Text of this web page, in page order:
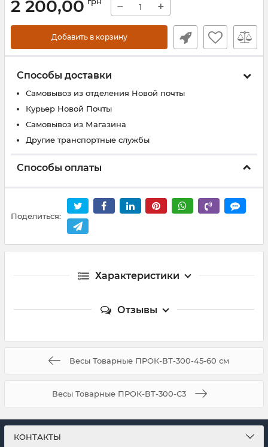
2 200,00 − +
Добавить в корзину
Способы доставки
Самовывоз из отделения Новой почты
Курьер Новой Почты
Самовывоз из Магазина
Другие транспортные службы
Способы оплаты
Поделиться:
Характеристики
Отзывы
Весы Товарные ПРОК-ВТ-300-45-60 см
Весы Товарные ПРОК-ВТ-300-С3
КОНТАКТЫ